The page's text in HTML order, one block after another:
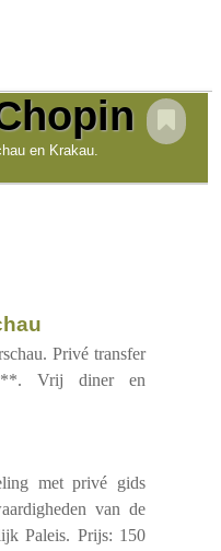
en Krakau.
Privé transfer
Vrij diner en
met privé gids
van de
Paleis. Prijs: 150